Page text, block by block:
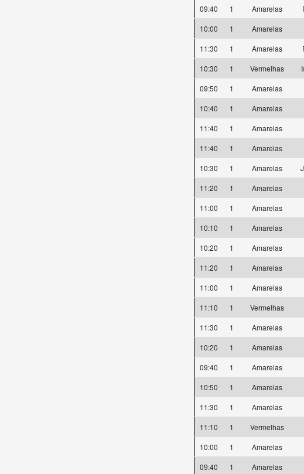
09:40
1 Amarelas
10:00
1 Amarelas
11:30
1 Amarelas
10:30
1 Vermelhas
09:50
1 Amarelas
10:40
1 Amarelas
11:40
1 Amarelas
11:40
1 Amarelas
10:30
1 Amarelas
11:20
1 Amarelas
11:00
1 Amarelas
10:10
1 Amarelas
10:20
1 Amarelas
11:20
1 Amarelas
11:00
1 Amarelas
11:10
1 Vermelhas
11:30
1 Amarelas
10:20
1 Amarelas
09:40
1 Amarelas
10:50
1 Amarelas
11:30
1 Amarelas
11:10
1 Vermelhas
10:00
1 Amarelas
09:40
1 Amarelas